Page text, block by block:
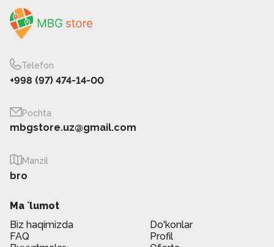
Telefon
+998 (97) 474-14-00
Pochta
mbgstore.uz@gmail.com
Manzil
bro
Ma `lumot
Biz haqimizda
Do'konlar
FAQ
Profil